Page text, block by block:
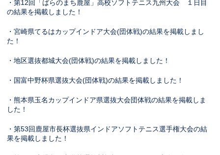
・第12回「ばらのまち鹿屋」高校ソフトテニス九州大会 １日目
の結果を掲載しました！
・宮崎県てるはカップインドア大会(団体戦)の結果を掲載しまし
た！
・地区選抜都城大会(団体戦)の結果を掲載しました！
・国富中野杯県選抜大会(団体戦)の結果を掲載しました！
・熊本県玉名カップインドア県選抜大会団体戦の結果を掲載しま
した！
・第53回鹿屋市長杯選抜県インドアソフトテニス選手権大会の結
果を掲載しました！